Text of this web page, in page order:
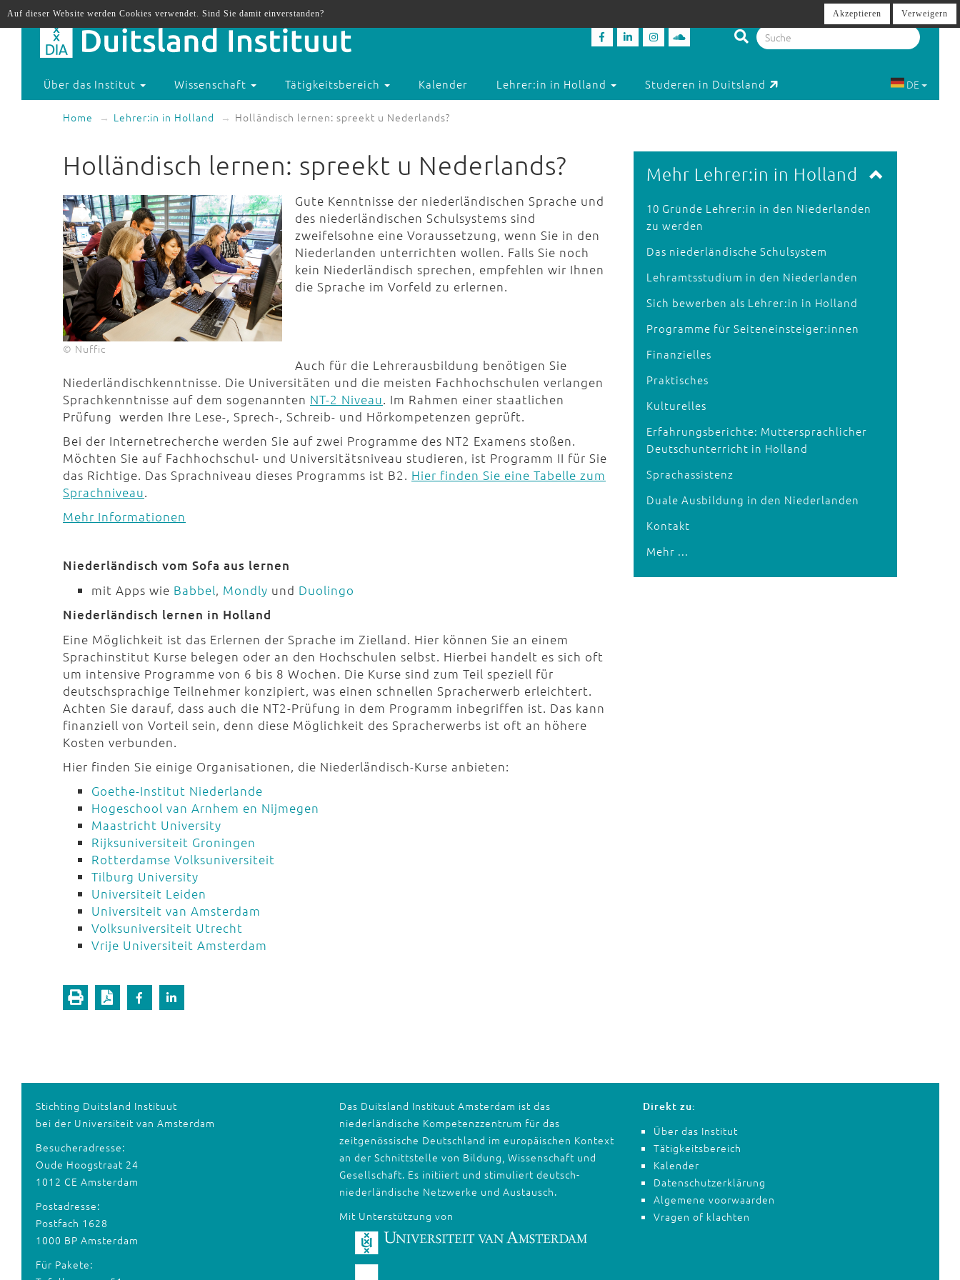
Über das Institut Wissenschaft Tätigkeitsbereich Kalender Lehrer:in in Holland Studeren in Duitsland DE
Home Lehrer:in in Holland Holländisch lernen: spreekt u Nederlands?
Holländisch lernen: spreekt u Nederlands?
© Nuffic
Gute Kenntnisse der niederländischen Sprache und
des niederländischen Schulsystems sind
zweifelsohne eine Voraussetzung, wenn Sie in den
Niederlanden unterrichten wollen. Falls Sie noch
kein Niederländisch sprechen, empfehlen wir Ihnen
die Sprache im Vorfeld zu erlernen.
Auch für die Lehrerausbildung benötigen Sie
Niederländischkenntnisse. Die Universitäten und die meisten Fachhochschulen verlangen
Sprachkenntnisse auf dem sogenannten NT-2 Niveau. Im Rahmen einer staatlichen
Prüfung werden Ihre Lese-, Sprech-, Schreib- und Hörkompetenzen geprüft.
Bei der Internetrecherche werden Sie auf zwei Programme des NT2 Examens stoßen.
Möchten Sie auf Fachhochschul- und Universitätsniveau studieren, ist Programm II für Sie
das Richtige. Das Sprachniveau dieses Programms ist B2. Hier finden Sie eine Tabelle zum
Sprachniveau.
Mehr Informationen
Niederländisch vom Sofa aus lernen
mit Apps wie Babbel, Mondly und Duolingo
Niederländisch lernen in Holland
Eine Möglichkeit ist das Erlernen der Sprache im Zielland. Hier können Sie an einem
Sprachinstitut Kurse belegen oder an den Hochschulen selbst. Hierbei handelt es sich oft
um intensive Programme von 6 bis 8 Wochen. Die Kurse sind zum Teil speziell für
deutschsprachige Teilnehmer konzipiert, was einen schnellen Spracherwerb erleichtert.
Achten Sie darauf, dass auch die NT2-Prüfung in dem Programm inbegriffen ist. Das kann
finanziell von Vorteil sein, denn diese Möglichkeit des Spracherwerbs ist oft an höhere
Kosten verbunden.
Hier finden Sie einige Organisationen, die Niederländisch-Kurse anbieten:
Goethe-Institut Niederlande
Hogeschool van Arnhem en Nijmegen
Maastricht University
Rijksuniversiteit Groningen
Rotterdamse Volksuniversiteit
Tilburg University
Universiteit Leiden
Universiteit van Amsterdam
Volksuniversiteit Utrecht
Vrije Universiteit Amsterdam
Mehr Lehrer:in in Holland
10 Gründe Lehrer:in in den Niederlanden
zu werden
Das niederländische Schulsystem
Lehramtsstudium in den Niederlanden
Sich bewerben als Lehrer:in in Holland
Programme für Seiteneinsteiger:innen
Finanzielles
Praktisches
Kulturelles
Erfahrungsberichte: Muttersprachlicher
Deutschunterricht in Holland
Sprachassistenz
Duale Ausbildung in den Niederlanden
Kontakt
Mehr ...
Stichting Duitsland Instituut
bei der Universiteit van Amsterdam
Besucheradresse:
Oude Hoogstraat 24
1012 CE Amsterdam
Postadresse:
Postfach 1628
1000 BP Amsterdam
Für Pakete:
Das Duitsland Instituut Amsterdam ist das
niederländische Kompetenzzentrum für das
zeitgenössische Deutschland im europäischen Kontext
an der Schnittstelle von Bildung, Wissenschaft und
Gesellschaft. Es initiiert und stimuliert deutsch-
niederländische Netzwerke und Austausch.
Mit Unterstützung von
Direkt zu:
Über das Institut
Tätigkeitsbereich
Kalender
Datenschutzerklärung
Algemene voorwaarden
Vragen of klachten
Auf dieser Website werden Cookies verwendet. Sind Sie damit einverstanden? Akzeptieren Verweigern